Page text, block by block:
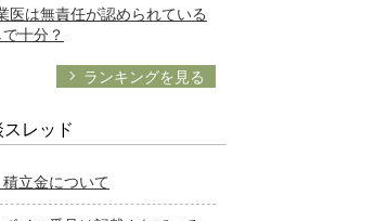
医は無責任が認められている
十分？
ランキングを見る
レッド
立金について